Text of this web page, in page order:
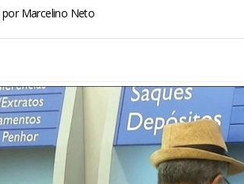
porMarcelino Neto